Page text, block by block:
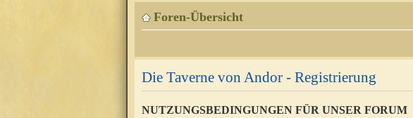
Foren-Übersicht
Die Taverne von Andor - Registrierung
NUTZUNGSBEDINGUNGEN FÜR UNSER FORUM